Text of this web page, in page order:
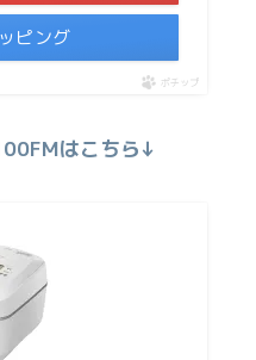
ピング
ポチップ
はこちら↓